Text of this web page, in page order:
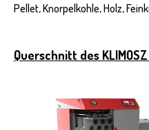
Pellet, Knorpelkohle, Holz,
Querschnitt des KLIMOSZ